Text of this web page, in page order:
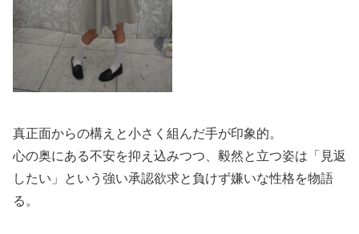
真正面からの構えと小さく組んだ手が印象的。
心の奥にある不安を抑え込みつつ、毅然と立つ姿は「見返
したい」という強い承認欲求と負けず嫌いな性格を物語
る。